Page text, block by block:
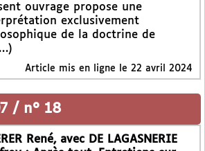
ouvrage propose une
exclusivement
de la doctrine de
Article mis en ligne le 22 avril 2024
/ n° 18
René, avec DE LAGASNERIE